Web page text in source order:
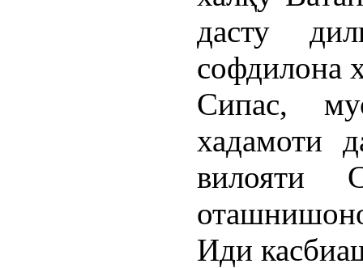
дасту
софдилона
Сипас,
хадамоти
вилояти
Иди